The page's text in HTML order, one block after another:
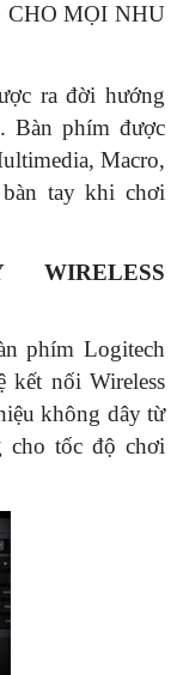
MỌI NHU
ra đời hướng
Bàn phím được
Macro,
tay khi chơi
phím Logitech
kết nối Wireless
không dây từ
cho tốc độ chơi